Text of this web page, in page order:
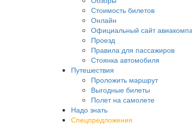
Стоимость билетов
Онлайн
Официальный сайт
Проезд
Правила для пассажиров
Стоянка автомобиля
Путешествия
Проложить маршрут
Выгодные билеты
Полет на самолете
Надо знать
Спецпредложения